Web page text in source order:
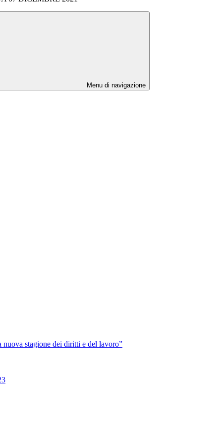
Menu di navigazione
stagione dei diritti e del lavoro”